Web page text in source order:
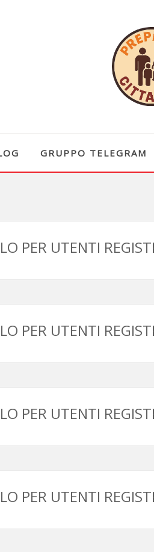
GRUPPO TELEGRAM
PER UTENTI
PER UTENTI
PER UTENTI
PER UTENTI